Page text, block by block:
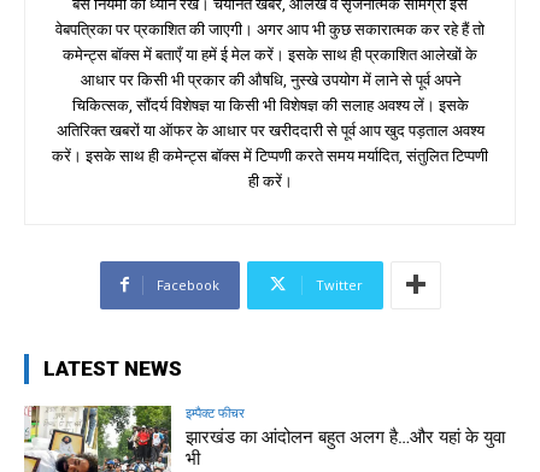
बस नियमों का ध्यान रखें। चयनित खबरें, आलेख व सृजनात्मक सामग्री इस
वेबपत्रिका पर प्रकाशित की जाएगी। अगर आप भी कुछ सकारात्मक कर रहे हैं तो
कमेन्ट्स बॉक्स में बताएँ या हमें ई मेल करें। इसके साथ ही प्रकाशित आलेखों के
आधार पर किसी भी प्रकार की औषधि, नुस्खे उपयोग में लाने से पूर्व अपने
चिकित्सक, सौंदर्य विशेषज्ञ या किसी भी विशेषज्ञ की सलाह अवश्य लें। इसके
अतिरिक्त खबरों या ऑफर के आधार पर खरीददारी से पूर्व आप खुद पड़ताल अवश्य
करें। इसके साथ ही कमेन्ट्स बॉक्स में टिप्पणी करते समय मर्यादित, संतुलित टिप्पणी
ही करें।
Facebook Twitter
LATEST NEWS
इम्पैक्ट फीचर
झारखंड का आंदोलन बहुत अलग है…और यहां के युवा
भी